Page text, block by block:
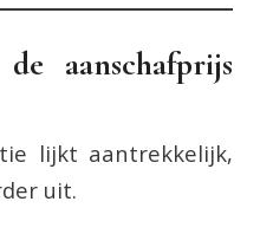
aanschafprijs
lijkt aantrekkelijk,
uit.